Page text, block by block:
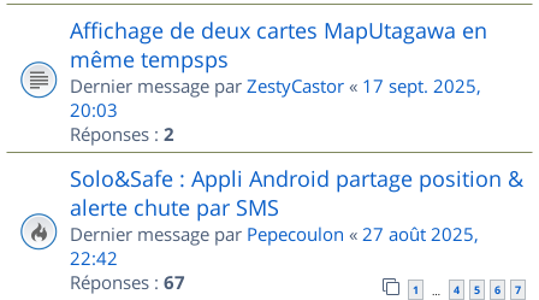
Affichage de deux cartes MapUtagawa en
même tempsps
Dernier message par ZestyCastor « 17 sept. 2025,
20:03
Réponses : 2
Solo&Safe : Appli Android partage position &
alerte chute par SMS
Dernier message par Pepecoulon « 27 août 2025,
22:42
Réponses : 67 1 … 4 5 6 7